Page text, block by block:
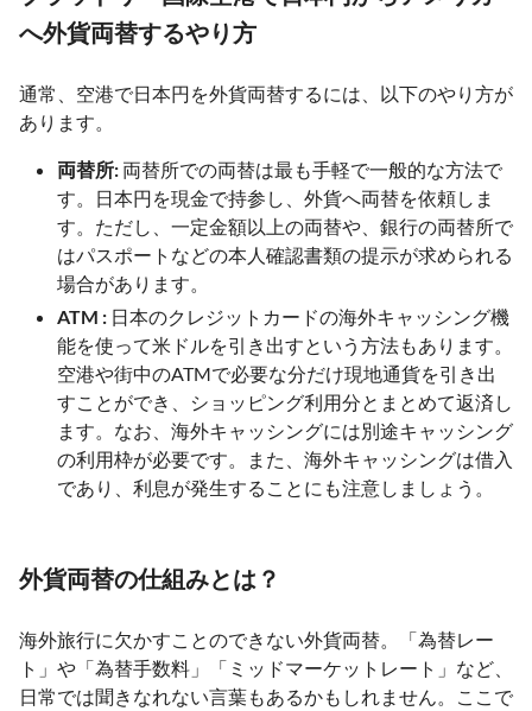
へ外貨両替するやり方
通常、空港で日本円を外貨両替するには、以下のやり方が
あります。
両替所: 両替所での両替は最も手軽で一般的な方法で
す。日本円を現金で持参し、外貨へ両替を依頼しま
す。ただし、一定金額以上の両替や、銀行の両替所で
はパスポートなどの本人確認書類の提示が求められる
場合があります。
ATM : 日本のクレジットカードの海外キャッシング機
能を使って米ドルを引き出すという方法もあります。
空港や街中のATMで必要な分だけ現地通貨を引き出
すことができ、ショッピング利用分とまとめて返済し
ます。なお、海外キャッシングには別途キャッシング
の利用枠が必要です。また、海外キャッシングは借入
であり、利息が発生することにも注意しましょう。
外貨両替の仕組みとは？
海外旅行に欠かすことのできない外貨両替。「為替レー
ト」や「為替手数料」「ミッドマーケットレート」など、
日常では聞きなれない言葉もあるかもしれません。ここで